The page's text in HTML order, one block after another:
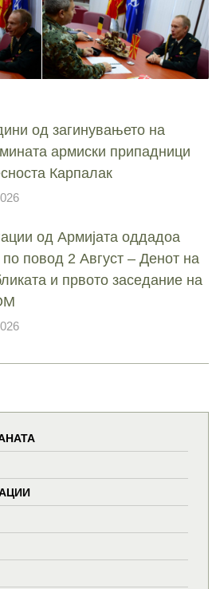
од загинувањето на
армиски припадници
Карпалак
од Армијата оддадоа
по повод 2 Август – Денот на
и првото заседание на